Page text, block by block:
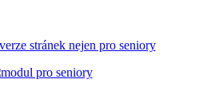
stránek nejen pro seniory